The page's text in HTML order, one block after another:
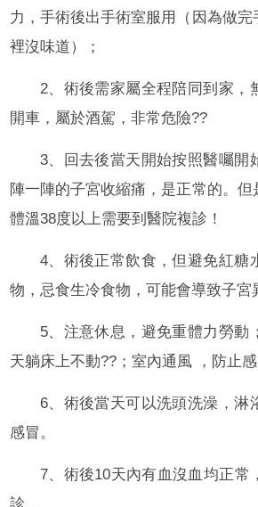
力，手術後出手術室服用（因為做
裡沒味道）；
2、術後需家屬全程陪同到家，
開車，屬於酒駕，非常危險??
3、回去後當天開始按照醫囑開
陣一陣的子宮收縮痛，是正常的。但
體溫38度以上需要到醫院複診！
4、術後正常飲食，但避免紅糖
物，忌食生冷食物，可能會導致子宮
5、注意休息，避免重體力勞動
天躺床上不動??；室內通風 ，防止感
6、術後當天可以洗頭洗澡，淋
感冒。
7、術後10天內有血沒血均正常